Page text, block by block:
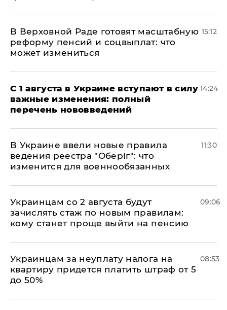
В Верховной Раде готовят масштабную
реформу пенсий и соцвыплат: что
может измениться
15:12
С 1 августа в Украине вступают в силу
важные изменения: полный
перечень нововведений
14:24
В Украине ввели новые правила
ведения реестра "Оберіг": что
изменится для военнообязанных
11:30
Украинцам со 2 августа будут
зачислять стаж по новым правилам:
кому станет проще выйти на пенсию
09:06
Украинцам за неуплату налога на
квартиру придется платить штраф от 5
до 50%
08:53